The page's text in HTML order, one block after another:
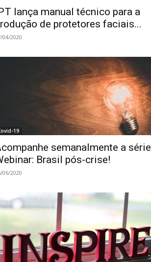
lança manual técnico para a
de protetores faciais...
04/2020
19
semanalmente a série
Brasil pós-crise!
06/2020